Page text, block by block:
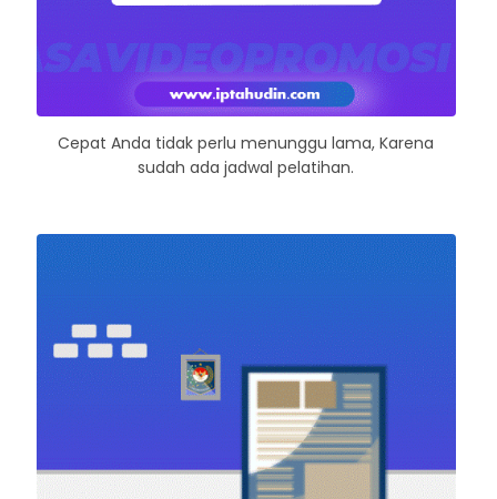
Cepat Anda tidak perlu menunggu lama, Karena
sudah ada jadwal pelatihan.